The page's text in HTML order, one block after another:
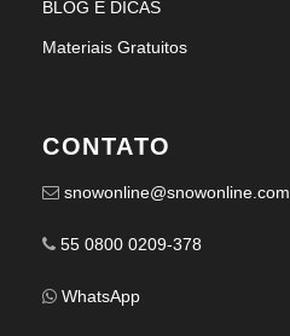
BLOG E DICAS
Materiais Gratuitos
CONTATO
snowonline@snowonline.com
55 0800 0209-378
WhatsApp